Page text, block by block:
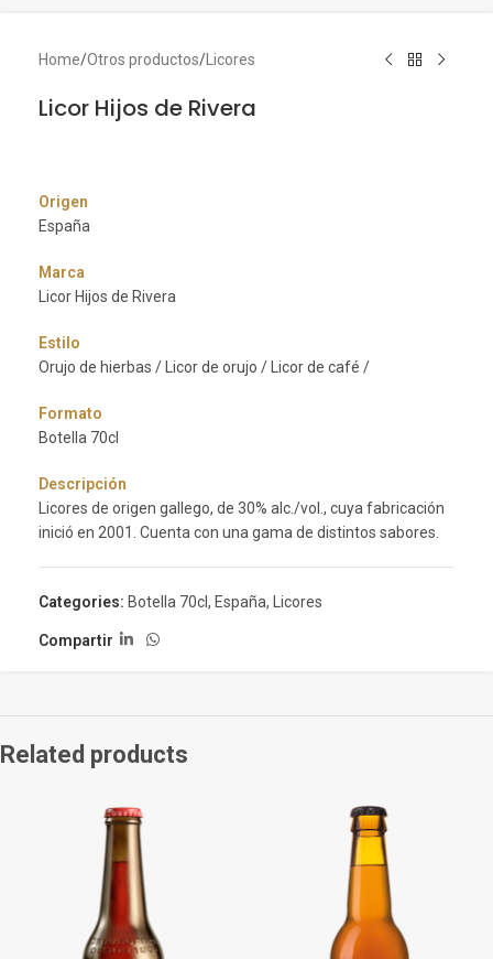
Home/Otros productos/ Licores
Licor Hijos de Rivera
Origen
España
Marca
Licor Hijos de Rivera
Estilo
Orujo de hierbas / Licor de orujo / Licor de café /
Formato
Botella 70cl
Descripción
Licores de origen gallego, de 30% alc./vol., cuya fabricación
inició en 2001. Cuenta con una gama de distintos sabores.
Categories: Botella 70cl, España, Licores
Compartir
Related products